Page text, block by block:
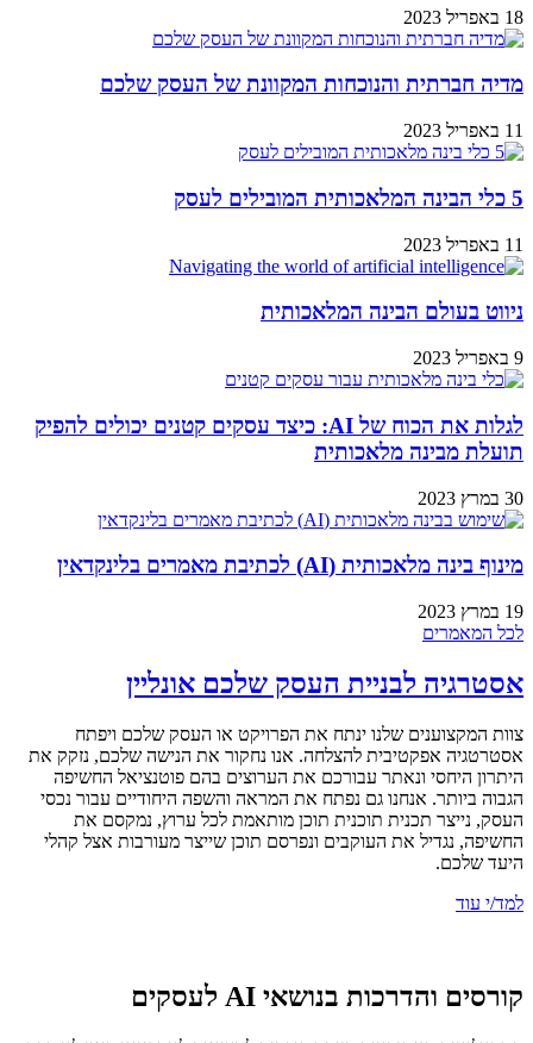
18 באפריל 2023
מדיה חברתית והנוכחות המקוונת של העסק שלכם
11 באפריל 2023
5 כלי הבינה המלאכותית המובילים לעסק
11 באפריל 2023
ניווט בעולם הבינה המלאכותית
9 באפריל 2023
לגלות את הכוח של AI: כיצד עסקים קטנים יכולים להפיק
תועלת מבינה מלאכותית
30 במרץ 2023
מינוף בינה מלאכותית (AI) לכתיבת מאמרים בלינקדאין
19 במרץ 2023
לכל המאמרים
אסטרגיה לבניית העסק שלכם אונליין
צוות המקצוענים שלנו ינתח את הפרויקט או העסק שלכם ויפתח
אסטרטגיה אפקטיבית להצלחה. אנו נחקור את הנישה שלכם, נזקק את
היתרון היחסי ונאתר עבורכם את הערוצים בהם פוטנציאל החשיפה
הגבוה ביותר. אנחנו גם נפתח את המראה והשפה היחודיים עבור נכסי
העסק, נייצר תכנית תוכנית תוכן מותאמת לכל ערוץ, נמקסם את
החשיפה, נגדיל את העוקבים ונפרסם תוכן שייצר מעורבות אצל קהלי
היעד שלכם.
למד/י עוד
קורסים והדרכות בנושאי AI לעסקים